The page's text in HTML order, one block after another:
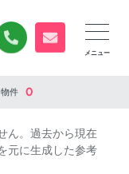
0120-840-834
無料お問い合
物件 0
ん。過去から現在
元に生成した参考